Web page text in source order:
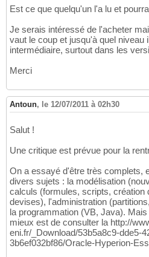
Est ce que quelqu'un l'a lu et
Je serais intéressé de l'acheter
vaut le coup et jusqu'à quel niveau
intermédiaire, surtout dans les
Merci
Antoun, le 12/07/2011 à 02h30
Salut !
Une critique est prévue pour la
On a essayé d'être très complets,
divers sujets : la modélisation
calculs (formules, scripts, création
devises), l'administration
la programmation (VB, Java).
mieux est de consulter la http://
eni.fr/_Download/53b5a8c9-dde5-
3b6ef032bf86/Oracle-Hyperion-